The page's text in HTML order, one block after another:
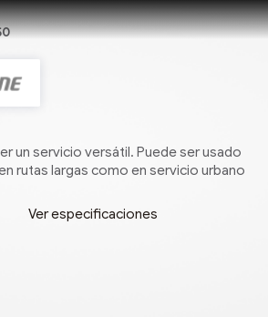
un servicio versátil. Puede ser usado
rutas largas como en servicio urbano
Ver especificaciones